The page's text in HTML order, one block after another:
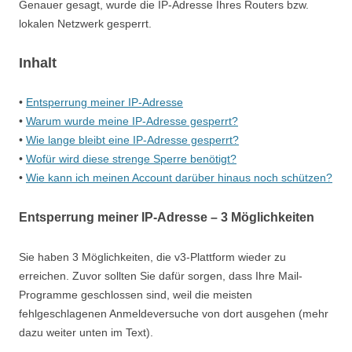
Genauer gesagt, wurde die IP-Adresse Ihres Routers bzw.
lokalen Netzwerk gesperrt.
Inhalt
• Entsperrung meiner IP-Adresse
• Warum wurde meine IP-Adresse gesperrt?
• Wie lange bleibt eine IP-Adresse gesperrt?
• Wofür wird diese strenge Sperre benötigt?
• Wie kann ich meinen Account darüber hinaus noch schützen?
Entsperrung meiner IP-Adresse – 3 Möglichkeiten
Sie haben 3 Möglichkeiten, die v3-Plattform wieder zu
erreichen. Zuvor sollten Sie dafür sorgen, dass Ihre Mail-
Programme geschlossen sind, weil die meisten
fehlgeschlagenen Anmeldeversuche von dort ausgehen (mehr
dazu weiter unten im Text).